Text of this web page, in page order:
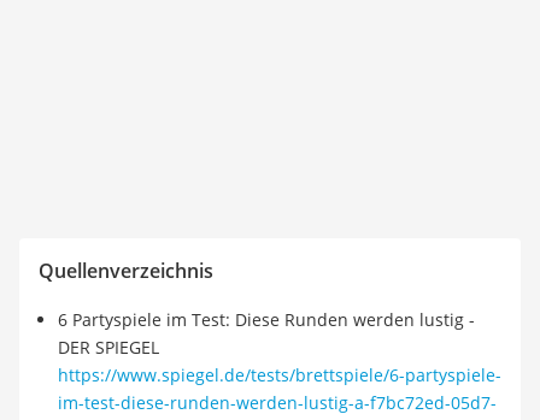
Quellenverzeichnis
6 Partyspiele im Test: Diese Runden werden lustig -
DER SPIEGEL
https://www.spiegel.de/tests/brettspiele/6-partyspiele-
im-test-diese-runden-werden-lustig-a-f7bc72ed-05d7-